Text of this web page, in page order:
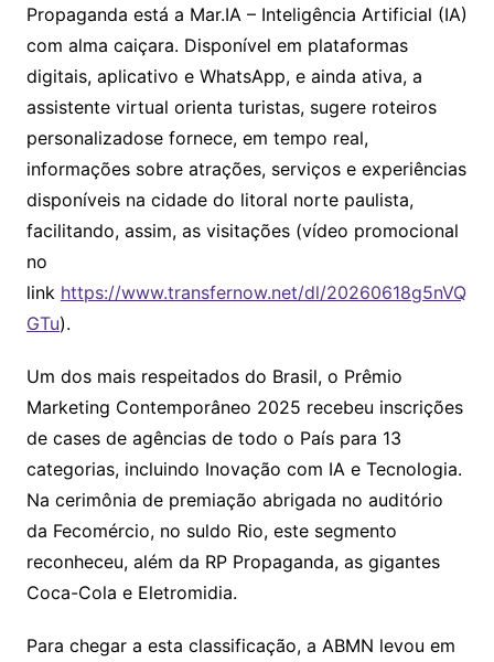
Propaganda está a Mar.IA – Inteligência Artificial (IA)
com alma caiçara. Disponível em plataformas
digitais, aplicativo e WhatsApp, e ainda ativa, a
assistente virtual orienta turistas, sugere roteiros
personalizadose fornece, em tempo real,
informações sobre atrações, serviços e experiências
disponíveis na cidade do litoral norte paulista,
facilitando, assim, as visitações (vídeo promocional
no
link https://www.transfernow.net/dl/20260618g5nVQ
GTu).
Um dos mais respeitados do Brasil, o Prêmio
Marketing Contemporâneo 2025 recebeu inscrições
de cases de agências de todo o País para 13
categorias, incluindo Inovação com IA e Tecnologia.
Na cerimônia de premiação abrigada no auditório
da Fecomércio, no suldo Rio, este segmento
reconheceu, além da RP Propaganda, as gigantes
Coca-Cola e Eletromidia.
Para chegar a esta classificação, a ABMN levou em